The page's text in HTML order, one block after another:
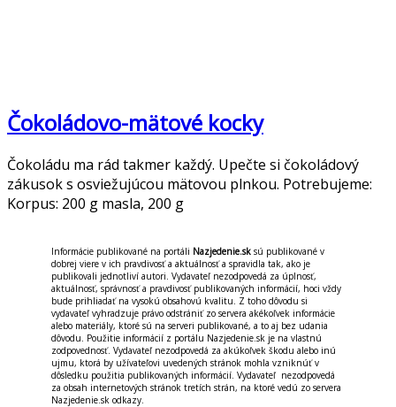
Čokoládovo-mätové kocky
Čokoládu ma rád takmer každý. Upečte si čokoládový
zákusok s osviežujúcou mätovou plnkou. Potrebujeme:
Korpus: 200 g masla, 200 g
Informácie publikované na portáli Nazjedenie.sk sú publikované v
dobrej viere v ich pravdivosť a aktuálnosť a spravidla tak, ako je
publikovali jednotliví autori. Vydavateľ nezodpovedá za úplnosť,
aktuálnosť, správnosť a pravdivosť publikovaných informácií, hoci vždy
bude prihliadať na vysokú obsahovú kvalitu. Z toho dôvodu si
vydavateľ vyhradzuje právo odstrániť zo servera akékoľvek informácie
alebo materiály, ktoré sú na serveri publikované, a to aj bez udania
dôvodu. Použitie informácií z portálu Nazjedenie.sk je na vlastnú
zodpovednosť. Vydavateľ nezodpovedá za akúkoľvek škodu alebo inú
ujmu, ktorá by užívateľovi uvedených stránok mohla vzniknúť v
dôsledku použitia publikovaných informácií. Vydavateľ nezodpovedá
za obsah internetových stránok tretích strán, na ktoré vedú zo servera
Nazjedenie.sk odkazy.